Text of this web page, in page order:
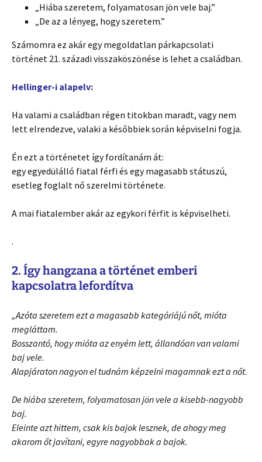
„Hiába szeretem, folyamatosan jön vele baj.”
„De az a lényeg, hogy szeretem.”
Számomra ez akár egy megoldatlan párkapcsolati
történet 21. századi visszaköszönése is lehet a családban.
Hellinger-i alapelv:
Ha valami a családban régen titokban maradt, vagy nem
lett elrendezve, valaki a későbbiek során képviselni fogja.
Én ezt a történetet így fordítanám át:
egy egyedülálló fiatal férfi és egy magasabb státuszú,
esetleg foglalt nő szerelmi története.
A mai fiatalember akár az egykori férfit is képviselheti.
.
2. Így hangzana a történet emberi
kapcsolatra lefordítva
„Azóta szeretem ezt a magasabb kategóriájú nőt, mióta
megláttam.
Bosszantó, hogy mióta az enyém lett, állandóan van valami
baj vele.
Alapjáraton nagyon el tudnám képzelni magamnak ezt a nőt.
De hiába szeretem, folyamatosan jön vele a kisebb-nagyobb
baj.
Eleinte azt hittem, csak kis bajok lesznek, de ahogy meg
akarom őt javítani, egyre nagyobbak a bajok.